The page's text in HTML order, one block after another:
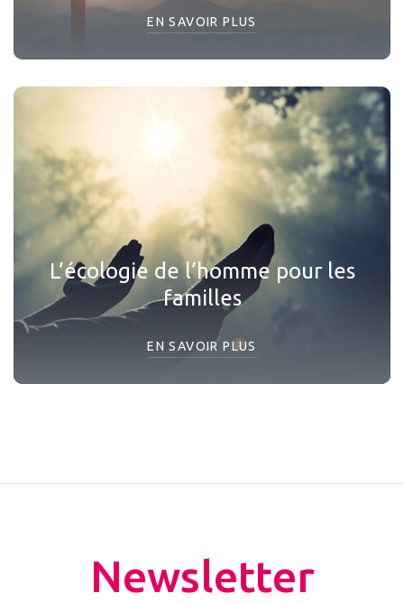
EN SAVOIR PLUS
L’écologie de l’homme pour les
familles
EN SAVOIR PLUS
Newsletter